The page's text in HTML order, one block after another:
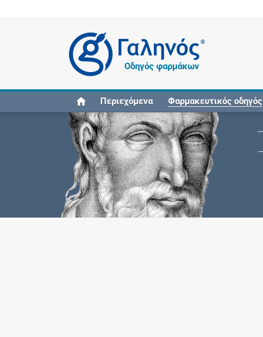
®
Οδηγός φαρμάκων
Περιεχόμενα Φαρμακευτικός οδηγός